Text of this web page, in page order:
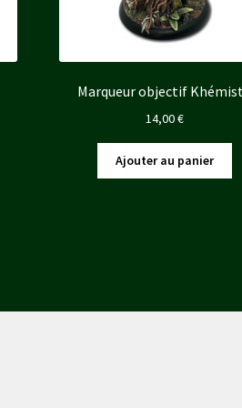
Marqueur objectif
14,00€
Ajouter au panier